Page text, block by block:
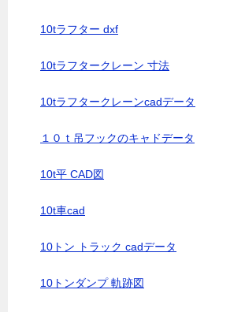
10tラフター dxf
10tラフタークレーン 寸法
10tラフタークレーンcadデータ
１０ｔ吊フックのキャドデータ
10t平 CAD図
10t車cad
10トン トラック cadデータ
10トンダンプ 軌跡図